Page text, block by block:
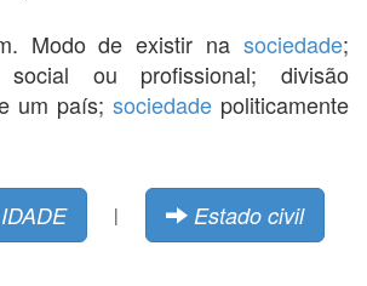
Modo de existir na sociedade;
ou profissional; divisão
um país; sociedade politicamente
| Estado civil